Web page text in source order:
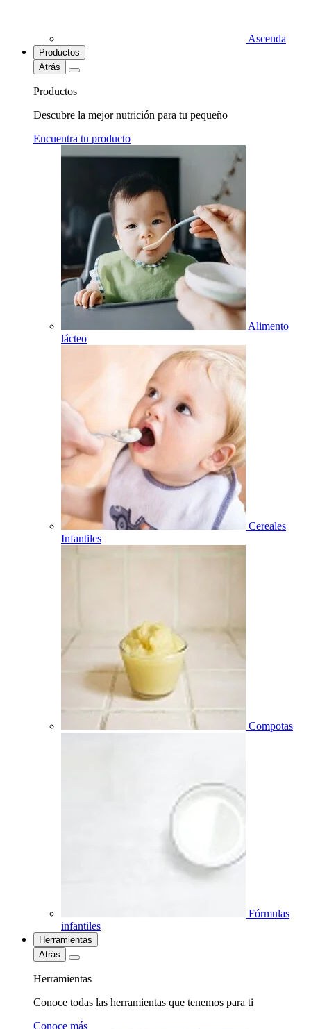
Ascenda
Productos
Atrás
Productos
Descubre la mejor nutrición para tu pequeño
Encuentra tu producto
Alimento
lácteo
Cereales
Infantiles
Compotas
Fórmulas
infantiles
Herramientas
Atrás
Herramientas
Conoce todas las herramientas que tenemos para ti
Conoce más